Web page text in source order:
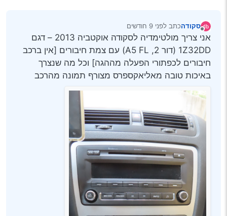
סקודהכתב לפני 9 חודשים
נערך לאחרונה על ידי
אני צריך מולטימדיה לסקודה אוקטביה 2013 – דגם
1Z32DD (דור 2, A5 FL) עם צמת חיבורים [אין ברכב
חיבורים לכפתורי הפעלה מההגה] וכל מה שנצרך
באיכות טובה מאליאקספרס מצורף תמונה מהרכב